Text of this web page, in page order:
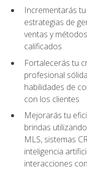
Incrementarás
estrategias de
ventas y
calificados
Fortalecerás tu
profesional
habilidades de
con los clientes
Mejorarás tu
brindas
MLS, sistemas
inteligencia
interacciones